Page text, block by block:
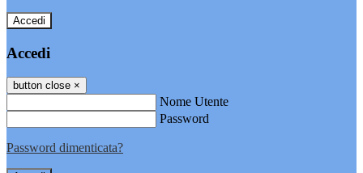
Accedi
Accedi
button close ×
Nome Utente
Password
Password dimenticata?